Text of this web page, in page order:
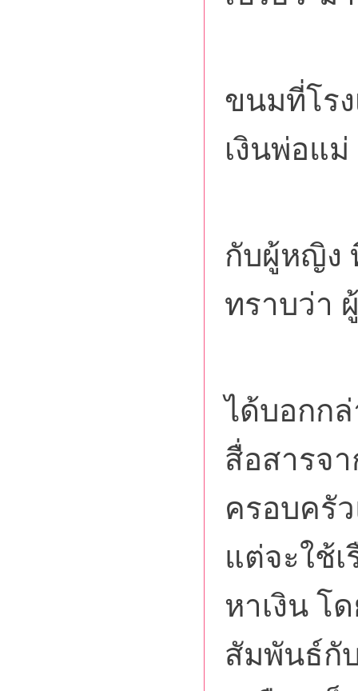
ขนมที่โร
เงินพ่อแม่
กับผู้หญิง
ทราบว่า
ได้บอกก
สื่อสารจ
ครอบครั
แต่จะใช้เ
หาเงิน โ
สัมพันธ์กั